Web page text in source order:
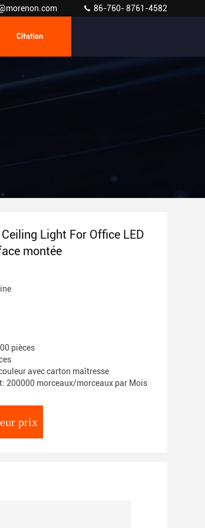
86-760- 8761-4582
Citation
Light For Office LED
montée
pièces
avec carton maîtresse
200000 morceaux/morceaux par Mois
prix